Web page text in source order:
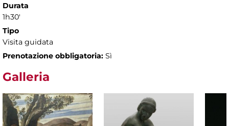
Durata
1h30'
Tipo
Visita guidata
Prenotazione obbligatoria: Sì
Galleria